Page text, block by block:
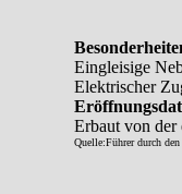
Eingleisige
Elektrischer
Erbaut von
Quelle:Führer durch